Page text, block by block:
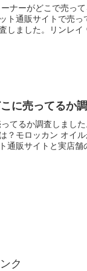
ナーがどこで売っ
ト通販サイトで売
しました。リンレイ
に売ってるか
てるか調査しまし
？モロッカン オイ
通販サイトと実店舗
ク